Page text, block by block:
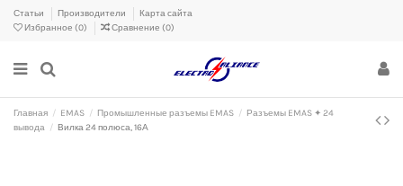
Статьи Производители
Карта сайта
Избранное (0) Сравнение (0)
Главная EMAS Промышленные разъемы EMAS
Разъемы EMAS ✦ 24
вывода
Вилка 24 полюса, 16А